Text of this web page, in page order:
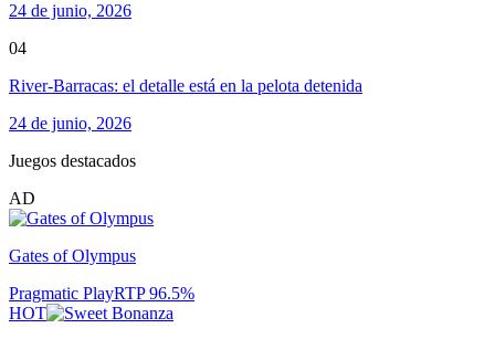
24 de junio, 2026
04
River-Barracas: el detalle está en la pelota detenida
24 de junio, 2026
Juegos destacados
AD
Gates of Olympus
Pragmatic PlayRTP96.5%
HOT